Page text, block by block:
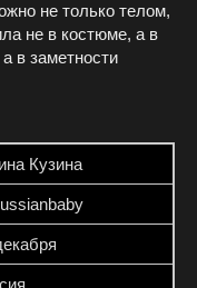
не только телом,
не в костюме, а в
в заметности
Кузина